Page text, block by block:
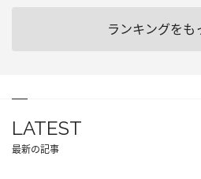
ランキングをも
LATEST
最新の記事